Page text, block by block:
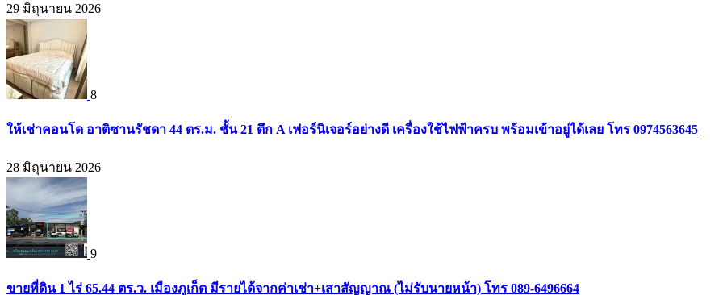
29 มิถุนายน 2026
8
ให้เช่าคอนโด อาติซานรัชดา 44 ตร.ม. ชั้น 21 ตึก A เฟอร์นิเจอร์อย่างดี เครื่องใช้ไฟฟ้าครบ พร้อมเข้าอยู่ได้เลย โทร 0974563645
28 มิถุนายน 2026
9
ขายที่ดิน 1 ไร่ 65.44 ตร.ว. เมืองภูเก็ต มีรายได้จากค่าเช่า+เสาสัญญาณ (ไม่รับนายหน้า) โทร 089-6496664